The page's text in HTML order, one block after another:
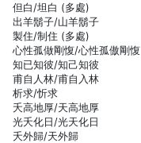
但白/坦白 (多處)
出羊鬍子/山羊鬍子
製住/制住 (多處)
心性孤做剛愎/心性孤傲剛愎
知已知彼/知己知彼
甫自人林/甫自入林
析求/忻求
夭高地厚/天高地厚
光夭化日/光天化日
夭外歸/天外歸